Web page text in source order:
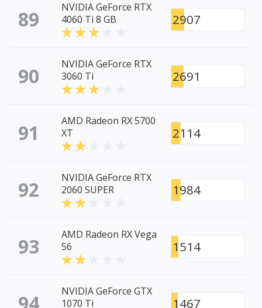
89
NVIDIA GeForce RTX
4060 Ti 8 GB
2907
90
NVIDIA GeForce RTX
3060 Ti
2691
91
AMD Radeon RX 5700
XT
2114
92
NVIDIA GeForce RTX
2060 SUPER
1984
93
AMD Radeon RX Vega
56
1514
NVIDIA GeForce GTX
1070 Ti
1467